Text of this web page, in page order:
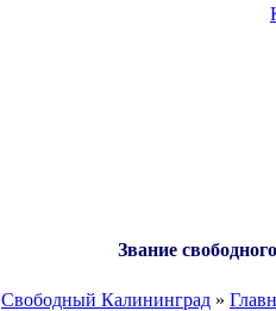
Звание
Свободный Калининград »